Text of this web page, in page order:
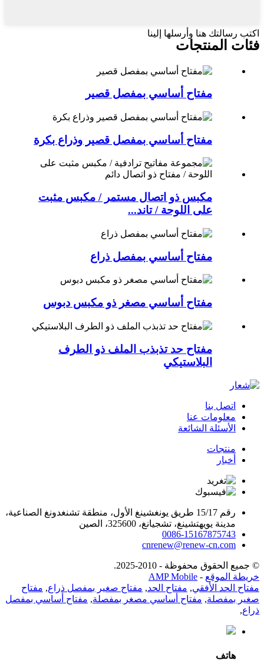
اكتب رسالتك هنا وأرسلها إلينا
فئات المنتجات
مفتاح أساسي بمفصل قصير
مفتاح أساسي بمفصل قصير وذراع بكرة
مكبس ذو اتصال مستمر / مكبس مثبت
على اللوحة / تاند...
مفتاح أساسي بمفصل ذراع
مفتاح أساسي مصغر ذو مكبس دبوس
مفتاح حد تذبذب الملف ذو الطرف
البلاستيكي
اتصل بنا
معلومات عنا
الأسئلة الشائعة
منتجات
أخبار
رقم 15/17 طريق يونغشينغ الأول، منطقة تشنغدونغ الصناعية،
مدينة يويهتشينغ، تشجيانغ، 325600، الصين
0086-15167875743
cnrenew@renew-cn.com
© جميع الحقوق محفوظة - 2010-2025.
خريطة الموقع -
AMP Mobile
مفتاح الحد الأفقي, مفتاح الحد, مفتاح صغير بمفصل ذراع, مفتاح
صغير بمفصلة, مفتاح أساسي مصغر بمفصلة, مفتاح أساسي بمفصل
ذراع,
هاتف